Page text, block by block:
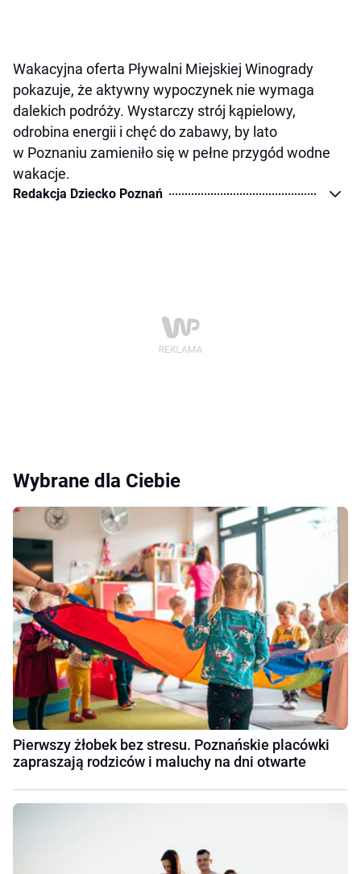
Wakacyjna oferta Pływalni Miejskiej Winogrady
pokazuje, że aktywny wypoczynek nie wymaga
dalekich podróży. Wystarczy strój kąpielowy,
odrobina energii i chęć do zabawy, by lato
w Poznaniu zamieniło się w pełne przygód wodne
wakacje.
Redakcja Dziecko Poznań
Wybrane dla Ciebie
Pierwszy żłobek bez stresu. Poznańskie placówki
zapraszają rodziców i maluchy na dni otwarte